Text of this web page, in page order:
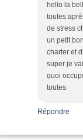
hello la
toutes
de stress
un petit
charter et
super je
quoi
toutes
Répondre